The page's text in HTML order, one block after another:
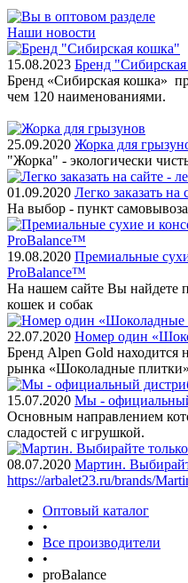
Наши новости
15.08.2023 Бренд
Бренд «Сибирская кошка»
чем 120 наименованиями.
25.09.2020 Жорка для
"Жорка" - экологически
01.09.2020 Легко заказать
На выбор - пункт
19.08.2020 Премиальные
ProBalance™
На нашем сайте Вы найдете
кошек и собак
22.07.2020 Номер один
Бренд Alpen Gold находится
рынка «Шоколадные плитки»
15.07.2020 Мы -
Основным направлением
сладостей с игрушкой.
08.07.2020 Мартин.
https://arbalet23.ru/brands/
Оптовый каталог
•
Все производители
•
proBalance